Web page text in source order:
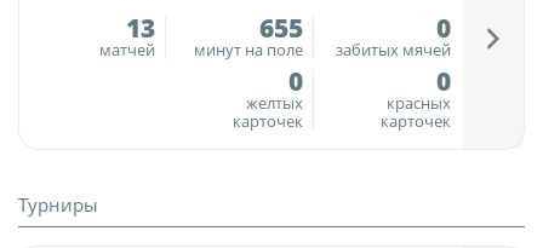
Игроки
Дисквалификации
Турнир Объединенного чемпионата по
Контрольно-дисциплинарный комитет
Учредительные документы
матчей
13
минут на поле
655
забитых мячей
0
желтых
карточек
0
красных
карточек
0
Турниры